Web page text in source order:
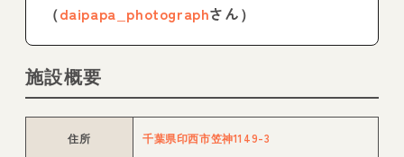
（daipapa_photographさん）
施設概要
住所 千葉県印西市笠神1149-3